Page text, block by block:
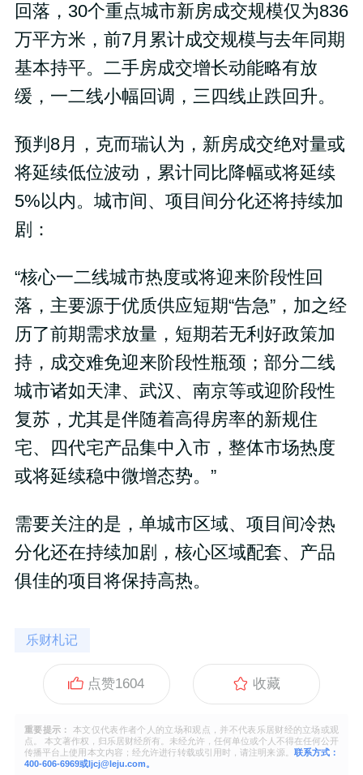
回落，30个重点城市新房成交规模仅为836
万平方米，前7月累计成交规模与去年同期
基本持平。二手房成交增长动能略有放
缓，一二线小幅回调，三四线止跌回升。
预判8月，克而瑞认为，新房成交绝对量或
将延续低位波动，累计同比降幅或将延续
5%以内。城市间、项目间分化还将持续加
剧：
“核心一二线城市热度或将迎来阶段性回
落，主要源于优质供应短期“告急”，加之经
历了前期需求放量，短期若无利好政策加
持，成交难免迎来阶段性瓶颈；部分二线
城市诸如天津、武汉、南京等或迎阶段性
复苏，尤其是伴随着高得房率的新规住
宅、四代宅产品集中入市，整体市场热度
或将延续稳中微增态势。”
需要关注的是，单城市区域、项目间冷热
分化还在持续加剧，核心区域配套、产品
俱佳的项目将保持高热。
乐财札记
点赞1604 收藏
重要提示：
本文仅代表作者个人的立场和观点，并不代表乐居财经的立场或观
点。 本文著作权，归乐居财经所有。未经允许，任何单位或个人不得在任何公开
传播平台上使用本文内容；经允许进行转载或引用时，请注明来源。 联系方式：
400-606-6969或ljcj@leju.com。